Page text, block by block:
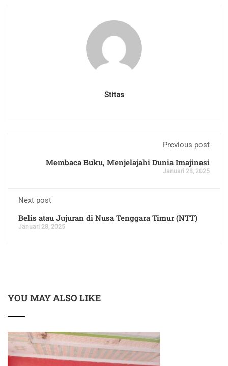
Stitas
Previous post
Membaca Buku, Menjelajahi Dunia Imajinasi
Januari 28, 2025
Next post
Belis atau Jujuran di Nusa Tenggara Timur (NTT)
Januari 28, 2025
YOU MAY ALSO LIKE